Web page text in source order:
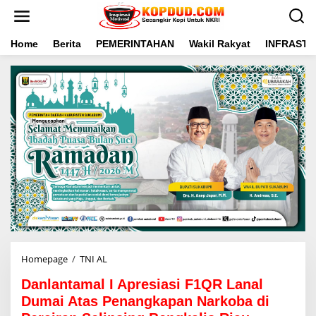
t
Home Berita PEMERINTAHAN Wakil Rakyat
Homepage / TNI AL
l
Danlantamal I Apresiasi F1QR Lanal
Dumai Atas Penangkapan Narkoba di